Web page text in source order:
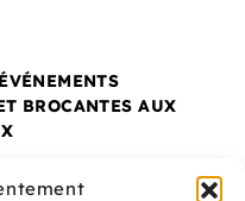
BROCANTES AUX